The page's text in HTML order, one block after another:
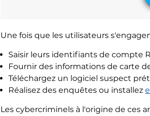
Une fois que les utilisateurs
Saisir leurs identifiants de compte
Fournir des informations de carte
Téléchargez un logiciel suspect
Réalisez des enquêtes ou installez
Les cybercriminels à l'origine de ces